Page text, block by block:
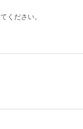
ください。